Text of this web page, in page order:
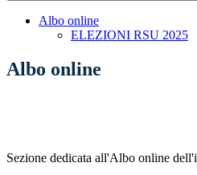
Albo online
ELEZIONI RSU 2025
Albo online
Sezione dedicata all'Albo online